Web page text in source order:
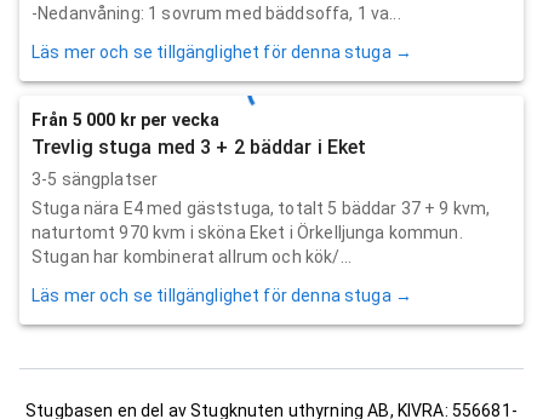
-Nedanvåning: 1 sovrum med bäddsoffa, 1 va...
Läs mer och se tillgänglighet för denna stuga →
Från 5 000 kr per vecka
Trevlig stuga med 3 + 2 bäddar i Eket
3-5 sängplatser
Stuga nära E4 med gäststuga, totalt 5 bäddar 37 + 9 kvm,
naturtomt 970 kvm i sköna Eket i Örkelljunga kommun.
Stugan har kombinerat allrum och kök/...
Läs mer och se tillgänglighet för denna stuga →
Stugbasen en del av Stugknuten uthyrning AB, KIVRA: 556681-